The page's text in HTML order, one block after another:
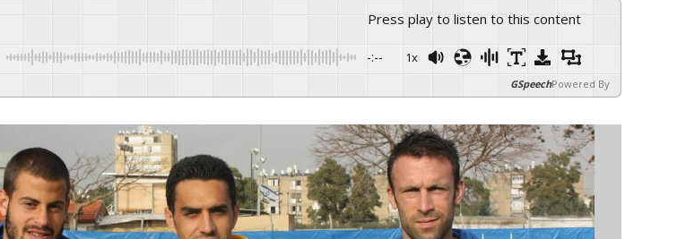
Press play to listen to this content
-:-- 1x
Powered By
GSpeech